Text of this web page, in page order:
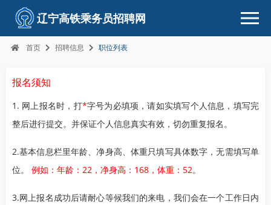
辽宁高铁乘务员招聘网
首页 招聘信息 职位列表
报名须知
1. 网上报名时，打*字号为必填项，请如实填写个人信息，填写完
整后进行提交。并保证个人信息真实有效，切勿重复报名。
2.基本信息栏里年龄、净身高、体重只填写具体数字，无需填写单
位。 例如：年龄：22，净身高：168，体重：52。
3.网上报名成功后请耐心等候我们的来电，我们会在一个工作日内